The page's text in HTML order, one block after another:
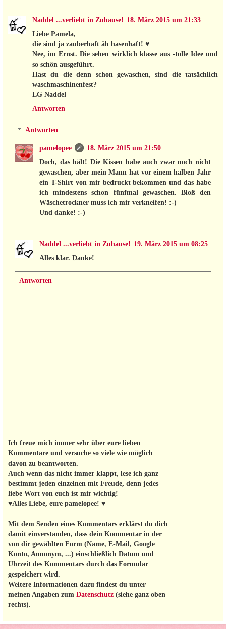
Naddel ...verliebt in Zuhause! 18. März 2015 um 21:33
Liebe Pamela,
die sind ja zauberhaft äh hasenhaft! ♥
Nee, im Ernst. Die sehen wirklich klasse aus -tolle Idee und
so schön ausgeführt.
Hast du die denn schon gewaschen, sind die tatsächlich
waschmaschinenfest?
LG Naddel
Antworten
Antworten
pamelopee
18. März 2015 um 21:50
Doch, das hält! Die Kissen habe auch zwar noch nicht
gewaschen, aber mein Mann hat vor einem halben Jahr
ein T-Shirt von mir bedruckt bekommen und das habe
ich mindestens schon fünfmal gewaschen. Bloß den
Wäschetrockner muss ich mir verkneifen! :-)
Und danke! :-)
Naddel ...verliebt in Zuhause! 19. März 2015 um 08:25
Alles klar. Danke!
Antworten
Ich freue mich immer sehr über eure lieben
Kommentare und versuche so viele wie möglich
davon zu beantworten.
Auch wenn das nicht immer klappt, lese ich ganz
bestimmt jeden einzelnen mit Freude, denn jedes
liebe Wort von euch ist mir wichtig!
♥Alles Liebe, eure pamelopee! ♥
Mit dem Senden eines Kommentars erklärst du dich
damit einverstanden, dass dein Kommentar in der
von dir gewählten Form (Name, E-Mail, Google
Konto, Annonym, ...) einschließlich Datum und
Uhrzeit des Kommentars durch das Formular
gespeichert wird.
Weitere Informationen dazu findest du unter
meinen Angaben zum Datenschutz (siehe ganz oben
rechts).